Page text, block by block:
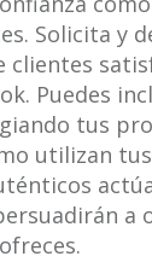
Solicita y
clientes
Puedes
tus
utilizan
a